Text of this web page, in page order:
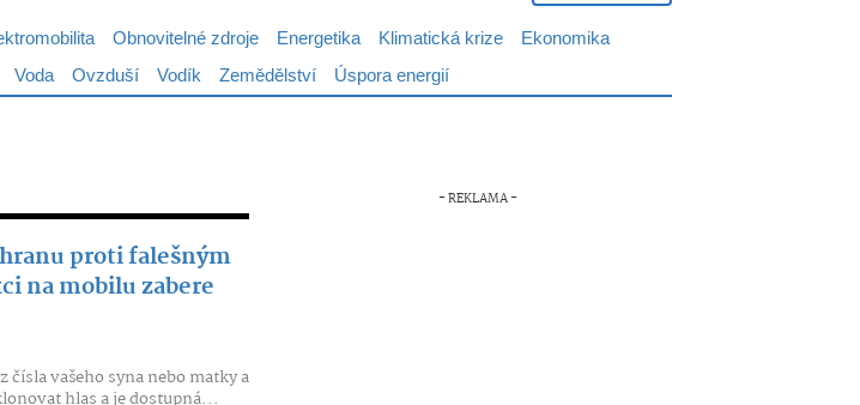
Obnovitelné zdroje Energetika Klimatická krize
Ekonomika
Voda Ovzduší Vodík Zemědělství Úspora energií
proti falešným
na mobilu zabere
čísla vašeho syna nebo matky a
hlas a je dostupná...